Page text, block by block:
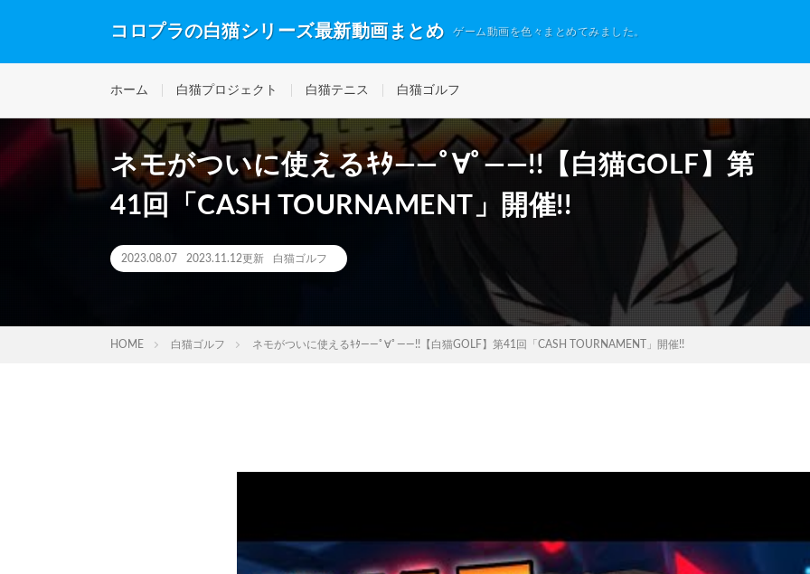
コロプラの白猫シリーズ最新動画まとめ ゲーム動画を色々まとめてみました。
ホーム 白猫プロジェクト 白猫テニス 白猫ゴルフ
ネモがついに使えるｷﾀ――ﾟ∀ﾟ――!!【白猫GOLF】第
41回「CASH TOURNAMENT」開催!!
2023.08.07 2023.11.12更新 白猫ゴルフ
HOME 白猫ゴルフ ネモがついに使えるｷﾀ――ﾟ∀ﾟ――!!【白猫GOLF】第41回「CASH TOURNAMENT」開催!!